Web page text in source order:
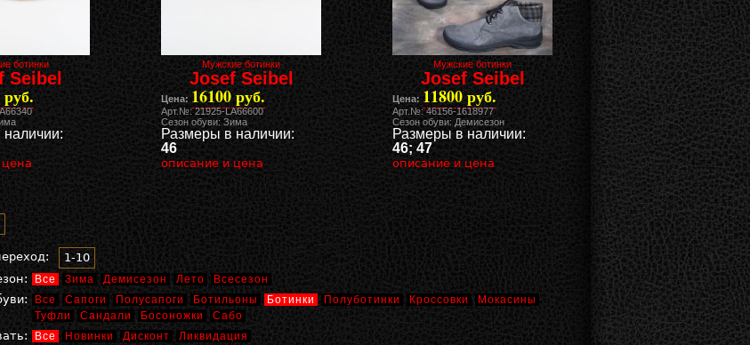
ботинки
Seibel
Мужские ботинки
Josef Seibel
Мужские ботинки
Josef Seibel
руб. Цена: 16100 руб.
Арт.№: 21925-LA66600
Сезон обуви: Зима
Размеры в наличии:
46
описание и цена
Цена: 11800 руб.
Арт.№: 46156-1618977
Сезон обуви: Демисезон
Размеры в наличии:
46; 47
описание и цена
1-10
Все Зима Демисезон Лето Всесезон
Все Сапоги Полусапоги Ботильоны Ботинки Полуботинки Кроссовки
Мокасины
Туфли
Сандали Босоножки Сабо
Все Новинки Дисконт Ликвидация